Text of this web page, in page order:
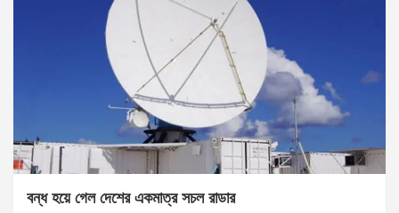
বন্ধ হয়ে গেল দেশের একমাত্র সচল রাডার